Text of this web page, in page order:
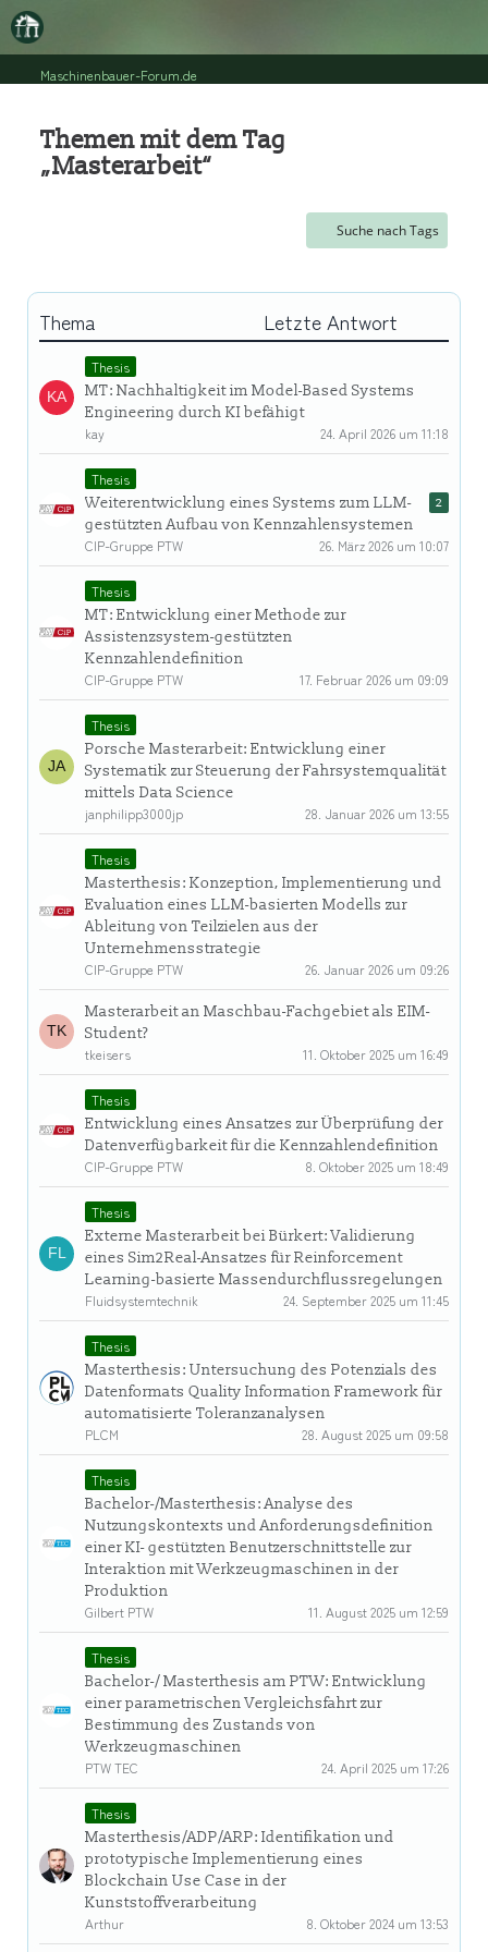
Maschinenbauer-Forum.de
Themen mit dem Tag
„Masterarbeit“
Suche nach Tags
Thema Letzte Antwort
Thesis
MT: Nachhaltigkeit im Model-Based Systems
Engineering durch KI befähigt
kay
24. April 2026 um 11:18
Thesis
Weiterentwicklung eines Systems zum LLM-
gestützten Aufbau von Kennzahlensystemen
2
CIP-Gruppe PTW 26. März 2026 um 10:07
Thesis
MT: Entwicklung einer Methode zur
Assistenzsystem-gestützten
Kennzahlendefinition
CIP-Gruppe PTW
17. Februar 2026 um 09:09
Thesis
Porsche Masterarbeit: Entwicklung einer
Systematik zur Steuerung der Fahrsystemqualität
mittels Data Science
janphilipp3000jp
28. Januar 2026 um 13:55
Thesis
Masterthesis: Konzeption, Implementierung und
Evaluation eines LLM-basierten Modells zur
Ableitung von Teilzielen aus der
Unternehmensstrategie
CIP-Gruppe PTW
26. Januar 2026 um 09:26
Masterarbeit an Maschbau-Fachgebiet als EIM-
Student?
tkeisers
11. Oktober 2025 um 16:49
Thesis
Entwicklung eines Ansatzes zur Überprüfung der
Datenverfügbarkeit für die Kennzahlendefinition
CIP-Gruppe PTW
8. Oktober 2025 um 18:49
Thesis
Externe Masterarbeit bei Bürkert: Validierung
eines Sim2Real-Ansatzes für Reinforcement
Learning-basierte Massendurchflussregelungen
Fluidsystemtechnik
24. September 2025 um 11:45
Thesis
Masterthesis: Untersuchung des Potenzials des
Datenformats Quality Information Framework für
automatisierte Toleranzanalysen
PLCM
28. August 2025 um 09:58
Thesis
Bachelor-/Masterthesis: Analyse des
Nutzungskontexts und Anforderungsdefinition
einer KI- gestützten Benutzerschnittstelle zur
Interaktion mit Werkzeugmaschinen in der
Produktion
Gilbert PTW
11. August 2025 um 12:59
Thesis
Bachelor-/ Masterthesis am PTW: Entwicklung
einer parametrischen Vergleichsfahrt zur
Bestimmung des Zustands von
Werkzeugmaschinen
PTW TEC
24. April 2025 um 17:26
Thesis
Masterthesis/ADP/ARP: Identifikation und
prototypische Implementierung eines
Blockchain Use Case in der
Kunststoffverarbeitung
Arthur
8. Oktober 2024 um 13:53